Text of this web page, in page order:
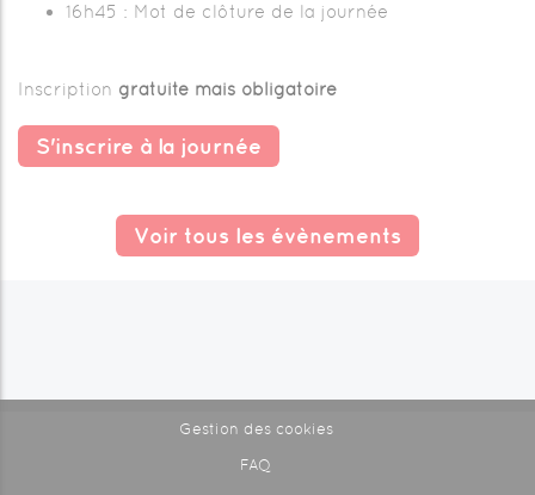
16h45 : Mot de clôture de la journée
Inscription gratuite mais obligatoire
S'inscrire à la journée
Voir tous les évènements
Gestion des cookies
FAQ